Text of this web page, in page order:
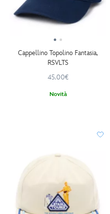
Cappellino Topolino Fantasia,
RSVLTS
45.00€
Novità